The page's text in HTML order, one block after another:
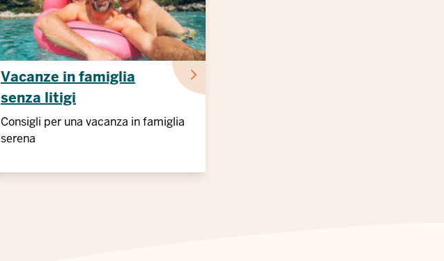
Vacanze in famiglia
senza litigi
Consigli per una vacanza in famiglia
serena